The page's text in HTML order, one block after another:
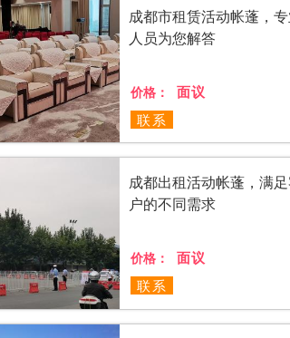
成都市租赁活动帐蓬，
人员为您解答
价格：
面议
联系
成都出租活动帐蓬，满
户的不同需求
价格：
面议
联系